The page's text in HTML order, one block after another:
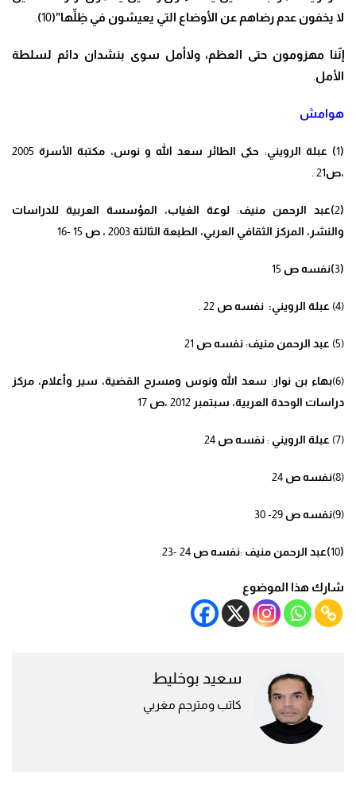
لا يخفون عدم رضاهم عن الأوضاع التي يعيشون في ظِلِّها”(10
)
إنّنا مهزومون حتى العظم، ولاأمل سوى بنشدان دائم لسلطة
الأمل
هوامش
(
1) عبلة الرويني: حكى الطائر سعد الله و نوس، مكتبة الأسرة 2005
،ص21 .
(
2)عبد الرحمن منيف: لوعة الغياب، المؤسسة العربية للدراسات
والنشر ، المركز الثقافي العربي، الطبعة الثالثة2003 ، ص 15 -16
(
3)نفسه ص 15
(4) عبلة الرويني: نفسه ص 22 .
(5) عبد الرحمن منيف:نفسه ص 21
(6) بهاء بن نوار :سعد الله ونوس ومسرح القضية، سير وأعلام، مركز
دراسات الوحدة العربية، سبتمبر 2012 ،ص 17
(7) عبلة الرويني :نفسهص 24
(8) نفسه ص 24
(9) نفسه ص 29- 30
(
10)عبد الرحمن منيف :نفسه ص 24 -23
شارك هذا الموضوع
سعيد بوخليط
كاتب ومترجم مغربي